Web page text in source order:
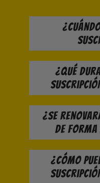
¿Qué
¿Se
de
¿Cómo